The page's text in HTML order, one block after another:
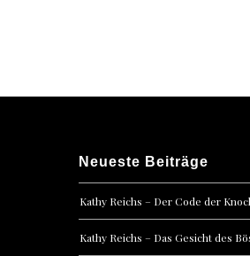
Neueste Beiträge
Kathy Reichs – Der Code der
Kathy Reichs – Das Gesicht des